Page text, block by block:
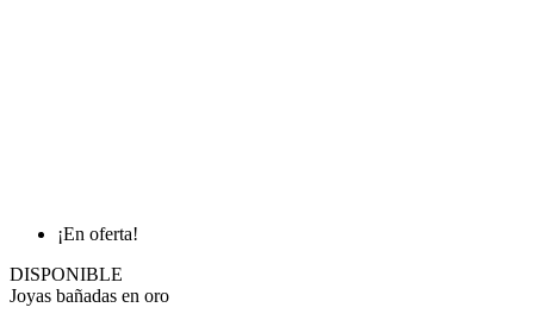
¡En oferta!
DISPONIBLE
Joyas bañadas en oro